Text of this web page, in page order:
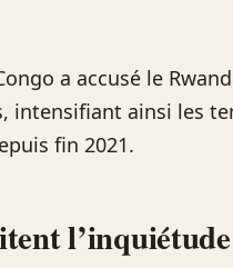
a accusé le
intensifiant ainsi les
fin 2021.
l’inquiétude